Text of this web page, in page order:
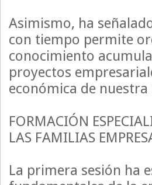
Asimismo, ha
con tiempo permite
conocimiento
proyectos
económica de
FORMACIÓN
LAS FAMILIAS
La primera sesión ha